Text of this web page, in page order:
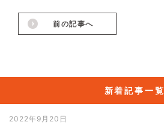
前の記事へ
新着記事一覧
2022年9月20日